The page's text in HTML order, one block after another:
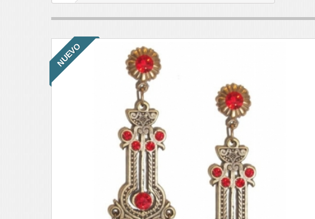
NUEVO